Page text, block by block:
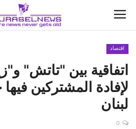
الأخبار
كتّابنا
السعودية
اقتصاد
اتفاقية بين "تاتش"
لإفادة المشتركين
لبنان
0